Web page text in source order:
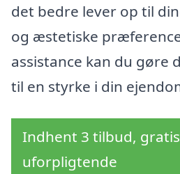
det bedre lever op til
og æstetiske
assistance kan du gøre
til en styrke i din
Indhent 3 tilbud,
uforpligtende